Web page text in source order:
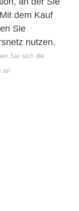
dem Kauf
Sie
nutzen.
Sie sich die
an